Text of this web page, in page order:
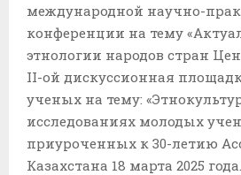
международной научно-
конференции на тему
этнологии народов стран
ІІ-ой дискуссионная
ученых на тему:
исследованиях молодых
приуроченных к 30-летию
Казахстана 18 марта 2025